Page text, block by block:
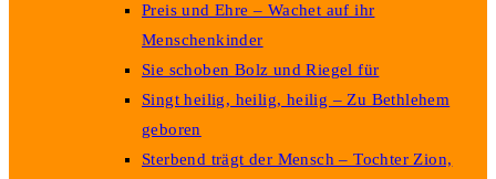
Preis und Ehre – Wachet auf ihr
Menschenkinder
Sie schoben Bolz und Riegel für
Singt heilig, heilig, heilig – Zu Bethlehem
geboren
Sterbend trägt der Mensch – Tochter Zion,